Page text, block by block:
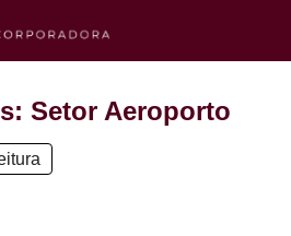
Setor Aeroporto